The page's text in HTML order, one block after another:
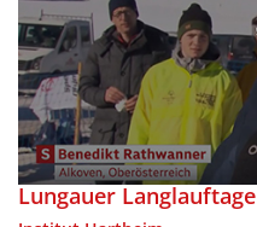
Lungauer Langlauftage